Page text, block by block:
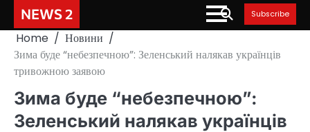
content
NEWS 2 Subscribe
Home
Новини
Зима буде “небезпечною”: Зеленський налякав українців
тривожною заявою
Зима буде “небезпечною”:
Зеленський налякав українців